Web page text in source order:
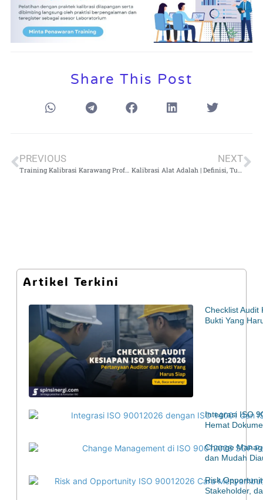
Share This Post
PREVIOUS NEXT
Artikel Terkini
Checklist Audit
Bukti Yang
Integrasi ISO
Hemat
Change
dan Mudah
Risk
Stakeholder,